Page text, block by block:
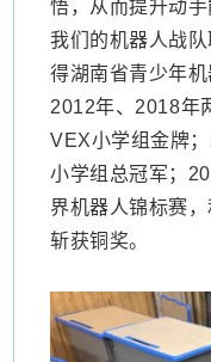
悟，从而提升动手
我们的机器人战
得湖南省青少年
2012年、2018年
VEX小学组金牌
小学组总冠军；
界机器人锦标赛
斩获铜奖。